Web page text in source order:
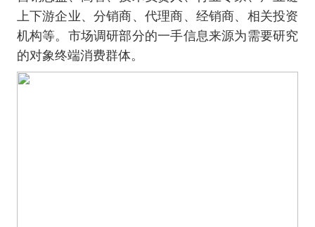
上下游企业、分销商、代理商、经销商、相关投资
机构等。市场调研部分的一手信息来源为需要研究
的对象终端消费群体。